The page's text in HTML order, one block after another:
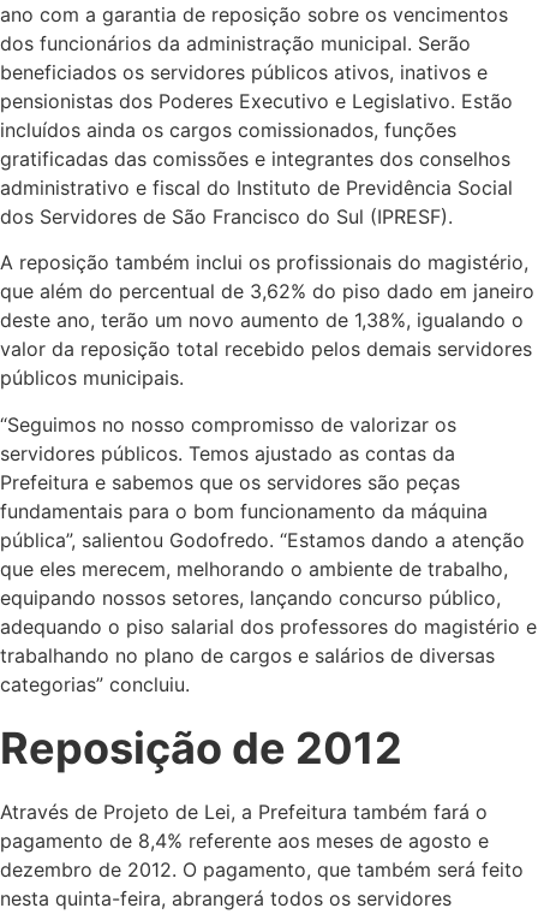
ano com a garantia de reposição sobre os vencimentos
dos funcionários da administração municipal. Serão
beneficiados os servidores públicos ativos, inativos e
pensionistas dos Poderes Executivo e Legislativo. Estão
incluídos ainda os cargos comissionados, funções
gratificadas das comissões e integrantes dos conselhos
administrativo e fiscal do Instituto de Previdência Social
dos Servidores de São Francisco do Sul (IPRESF).
A reposição também inclui os profissionais do magistério,
que além do percentual de 3,62% do piso dado em janeiro
deste ano, terão um novo aumento de 1,38%, igualando o
valor da reposição total recebido pelos demais servidores
públicos municipais.
“Seguimos no nosso compromisso de valorizar os
servidores públicos. Temos ajustado as contas da
Prefeitura e sabemos que os servidores são peças
fundamentais para o bom funcionamento da máquina
pública”, salientou Godofredo. “Estamos dando a atenção
que eles merecem, melhorando o ambiente de trabalho,
equipando nossos setores, lançando concurso público,
adequando o piso salarial dos professores do magistério e
trabalhando no plano de cargos e salários de diversas
categorias” concluiu.
Reposição de 2012
Através de Projeto de Lei, a Prefeitura também fará o
pagamento de 8,4% referente aos meses de agosto e
dezembro de 2012. O pagamento, que também será feito
nesta quinta-feira, abrangerá todos os servidores